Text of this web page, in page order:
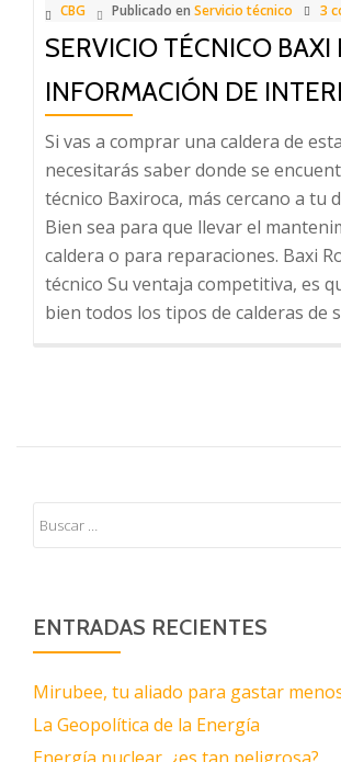
CBG Publicado en Servicio técnico 3
SERVICIO TÉCNICO BAXI
INFORMACIÓN DE
Si vas a comprar una caldera de
necesitarás saber donde se
técnico Baxiroca, más cercano a tu
Bien sea para que llevar el
caldera o para reparaciones. Baxi
técnico Su ventaja competitiva, es
bien todos los tipos de calderas de
ENTRADAS RECIENTES
Mirubee, tu aliado para gastar
La Geopolítica de la Energía